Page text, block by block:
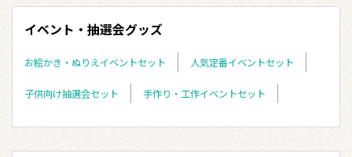
イベント・抽選会グッズ
お絵かき・ぬりえイベントセット 人気定番イベントセット
子供向け抽選会セット 手作り・工作イベントセット